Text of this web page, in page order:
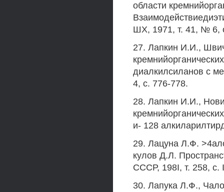
области
ШХ, 1971, т. 41, № 6,
27. Лапкин И.И.,
диалкилсиланов с
4, с. 776-778.
28. Лапкин И.И.,
и- 128
29. Лацуна Л.Ф.
кулов Д.Л.
СССР, 198I, т. 258, с.
30. Лапука Л.Ф.,